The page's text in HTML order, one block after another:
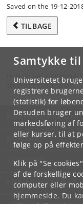
Samtykke
Universitetet
registrere
(statistik) for
Desuden bruger
markedsføring af
eller kurser, til at
følge op på
Klik på "Se
af de forskellige
computer eller
hjemmeside. Du
Saved on the 19-12-
TILBAGE
Hvis du har spørgsmål
studieadministration.
KØBENHAVNS
KONTAKT
SERVICES
FOR STUDERENDE